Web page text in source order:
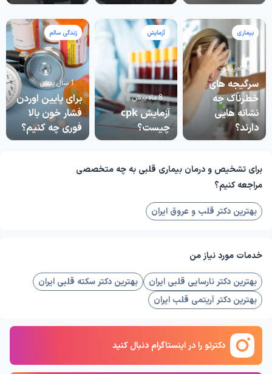
بیماری
سرگیجه های
خطرناک چه
نشانه هایی
دارند؟
8 ماه پیش
آزمایش
آزمایش cpk
چیست؟
8 ماه پیش
زندگی سالم
برای پایین اوردن
فشار خون بالا
فوری چه کنیم؟
1 سال پیش
برای تشخیص و درمان بیماری قلبی به چه متخصصی
مراجعه کنیم؟
بهترین دکتر قلب و عروق ایران
خدمات مورد نیاز من
بهترین دکتر نارسایی‌ قلبی ایران
بهترین دکتر سکته قلبی ایران
بهترین دکتر آریتمی قلب ایران
دکترتو را در اینستاگرام دنبال کنید